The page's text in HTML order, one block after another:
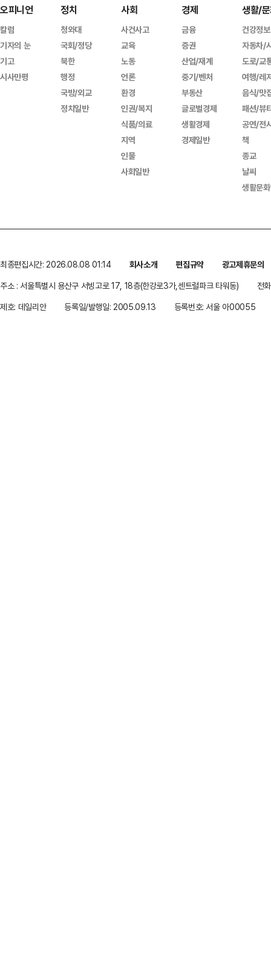
오피니언
칼럼
기자의 눈
기고
시사만평
정치
청와대
국회/정당
북한
행정
국방/외교
정치일반
사회
사건사고
교육
노동
언론
환경
인권/복지
식품/의료
지역
인물
사회일반
경제
금융
증권
산업/재계
중기/벤처
부동산
글로벌경제
생활경제
경제일반
생활/
건강정보
자동차/
도로/교
여행/레
음식/맛
패션/뷰
공연/전
책
종교
날씨
생활문
최종편집시간: 2026.08.08 01:14 회사소개 편집규약
광고제휴문의
주소 : 서울특별시 용산구 서빙고로 17, 18층(한강로3가,센트럴파크 타워동)
전
제호: 데일리안
등록일/발행일: 2005.09.13 등록번호: 서울 아00055